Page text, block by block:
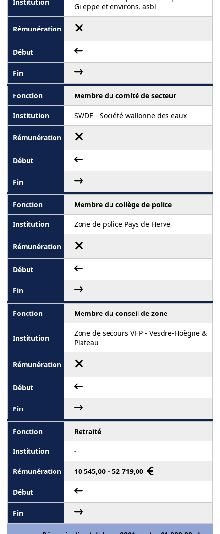
Gileppe et environs, asbl
Membre du comité de secteur
SWDE - Société wallonne des eaux
Membre du collège de police
Zone de police Pays de Herve
Membre du conseil de zone
Zone de secours VHP - Vesdre-Hoëgne &
Plateau
Retraité
-
10 545,00 - 52 719,00